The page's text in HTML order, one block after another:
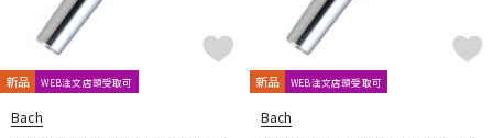
新品 WEB注文店頭受取可
Bach
新品 WEB注文店頭受取可
Bach